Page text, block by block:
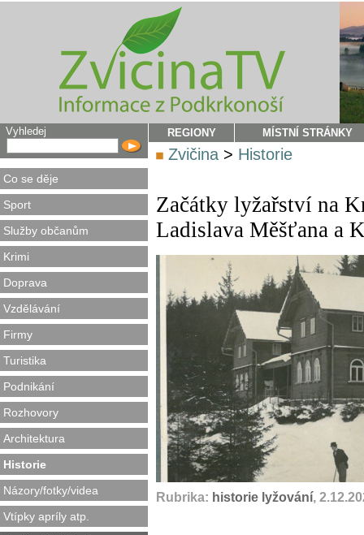
Vyhledej
Co se děje
Sport
Služby občanům
Krimi
Doprava
Vzdělávání
Firmy
Turistika
Podnikání
Rozhovory
Architektura
Historie
Názory/fotky/videa
Vtípky apríly atp.
REGIONY MÍSTNÍ STRÁNKY
Zvičina > Historie
Začátky lyžařství na
Ladislava Měšťana a
Rubrika: historie lyžování,